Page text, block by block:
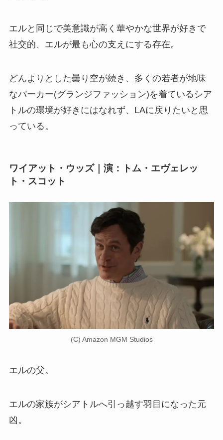
エルと同じで美意識が高く華やかな世界が好きで
社交的、エルが最も心の支えにする存在。
どんよりとした曇り空が続き、多くの若者が地味
なパーカー(グランジファッション)を着ているシア
トルの環境が好きにはなれず、LAに戻りたいと思
っている。
ワイアット・ウッズ｜演：トム・エヴェレッ
ト・スコット
(C) Amazon MGM Studios
エルの父。
エルの家族がシアトルへ引っ越す羽目になった元
凶。